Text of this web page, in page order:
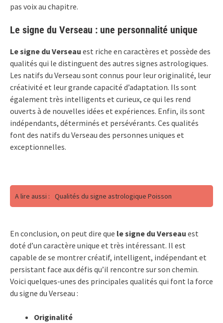
pas voix au chapitre.
Le signe du Verseau : une personnalité unique
Le signe du Verseau est riche en caractères et possède des
qualités qui le distinguent des autres signes astrologiques.
Les natifs du Verseau sont connus pour leur originalité, leur
créativité et leur grande capacité d’adaptation. Ils sont
également très intelligents et curieux, ce qui les rend
ouverts à de nouvelles idées et expériences. Enfin, ils sont
indépendants, déterminés et persévérants. Ces qualités
font des natifs du Verseau des personnes uniques et
exceptionnelles.
A lire aussi : Qualités du signe astrologique Poisson
En conclusion, on peut dire que le signe du Verseau est
doté d’un caractère unique et très intéressant. Il est
capable de se montrer créatif, intelligent, indépendant et
persistant face aux défis qu’il rencontre sur son chemin.
Voici quelques-unes des principales qualités qui font la force
du signe du Verseau :
Originalité